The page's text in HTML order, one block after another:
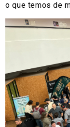
o que temos de